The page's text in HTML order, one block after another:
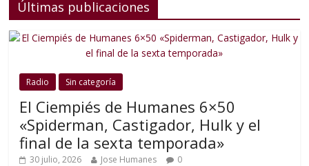
Últimas publicaciones
Radio Sin categoría
El Ciempiés de Humanes 6×50
«Spiderman, Castigador, Hulk y el
final de la sexta temporada»
30 julio, 2026 Jose Humanes 0